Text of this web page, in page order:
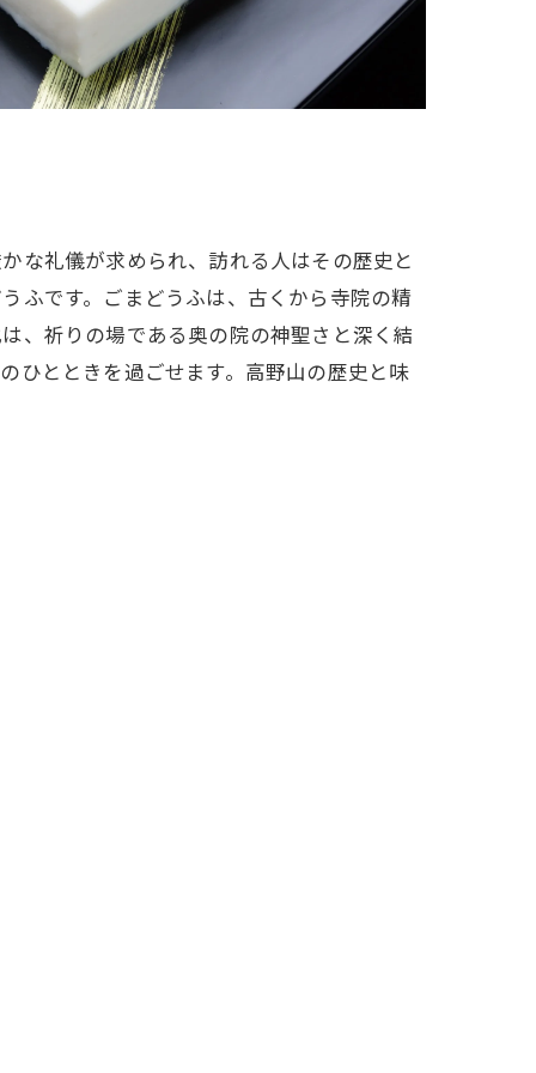
な礼儀が求められ、訪れる人はその歴史と
ふです。ごまどうふは、古くから寺院の精
、祈りの場である奥の院の神聖さと深く結
ひとときを過ごせます。高野山の歴史と味